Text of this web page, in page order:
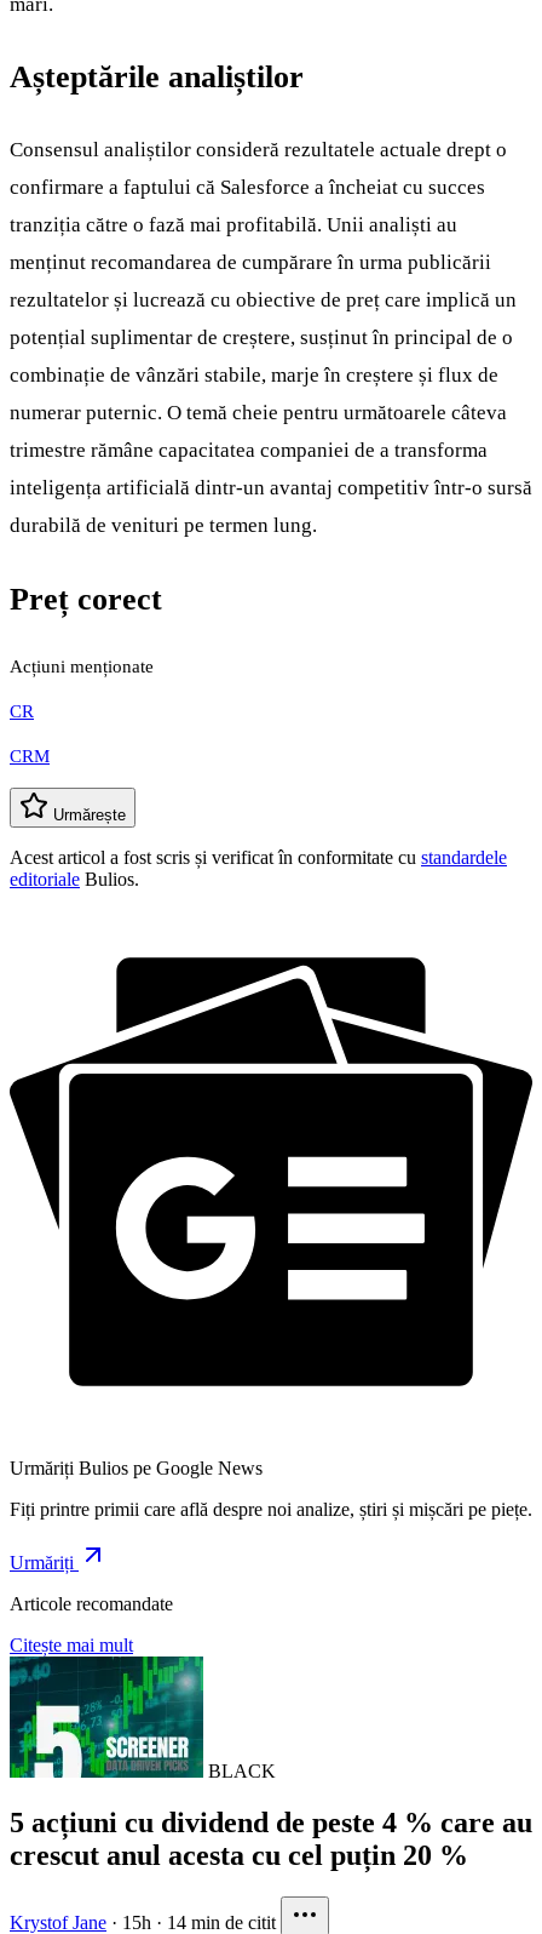
Așteptările analiștilor
Consensul analiștilor consideră rezultatele actuale drept o
confirmare a faptului că Salesforce a încheiat cu succes
tranziția către o fază mai profitabilă. Unii analiști au
menținut recomandarea de cumpărare în urma publicării
rezultatelor și lucrează cu obiective de preț care implică un
potențial suplimentar de creștere, susținut în principal de o
combinație de vânzări stabile, marje în creștere și flux de
numerar puternic. O temă cheie pentru următoarele câteva
trimestre rămâne capacitatea companiei de a transforma
inteligența artificială dintr-un avantaj competitiv într-o sursă
durabilă de venituri pe termen lung.
Preț corect
Acțiuni menționate
CR
CRM
Urmărește
Acest articol a fost scris și verificat în conformitate cu standardele
editoriale Bulios.
Urmăriți Bulios pe Google News
Fiți printre primii care află despre noi analize, știri și mișcări pe piețe.
Urmăriți
Articole recomandate
Citește mai mult
BLACK
5 acțiuni cu dividend de peste 4 % care au
crescut anul acesta cu cel puțin 20 %
Krystof Jane · 15h · 14 min de citit